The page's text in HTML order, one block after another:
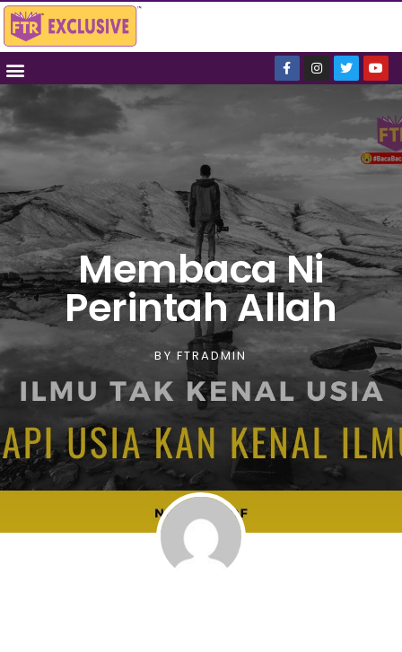
Membaca Ni
Perintah Allah
BY FTRADMIN